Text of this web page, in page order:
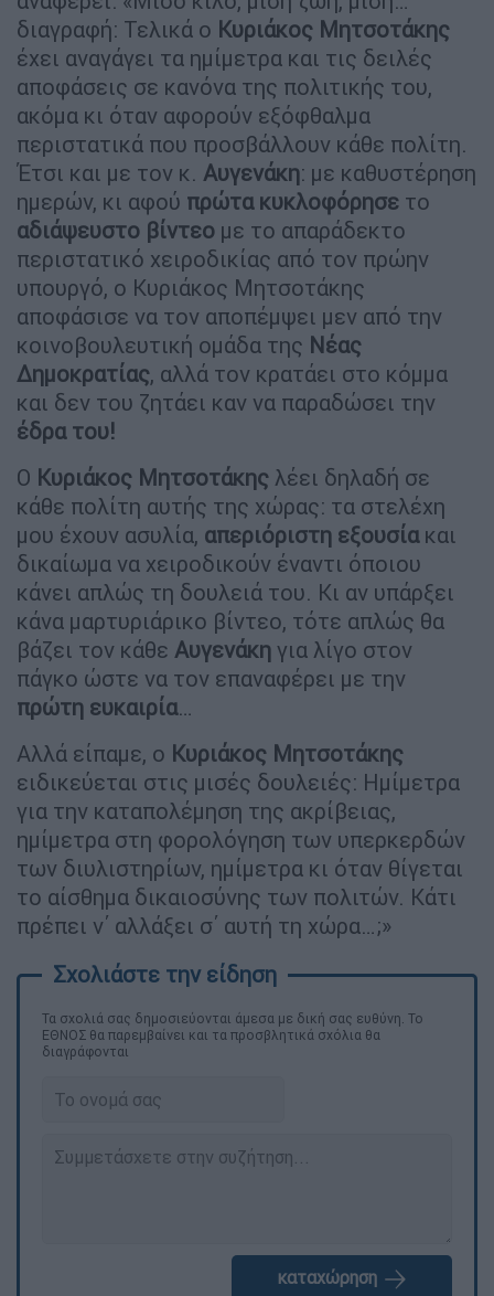
διαγραφή: Τελικά ο Κυριάκος Μητσοτάκης
έχει αναγάγει τα ημίμετρα και τις δειλές
αποφάσεις σε κανόνα της πολιτικής του,
ακόμα κι όταν αφορούν εξόφθαλμα
περιστατικά που προσβάλλουν κάθε πολίτη.
Έτσι και με τον κ. Αυγενάκη: με καθυστέρηση
ημερών, κι αφού πρώτα κυκλοφόρησε το
αδιάψευστο βίντεο με το απαράδεκτο
περιστατικό χειροδικίας από τον πρώην
υπουργό, ο Κυριάκος Μητσοτάκης
αποφάσισε να τον αποπέμψει μεν από την
κοινοβουλευτική ομάδα της Νέας
Δημοκρατίας, αλλά τον κρατάει στο κόμμα
και δεν του ζητάει καν να παραδώσει την
έδρα του!
Ο Κυριάκος Μητσοτάκης λέει δηλαδή σε
κάθε πολίτη αυτής της χώρας: τα στελέχη
μου έχουν ασυλία, απεριόριστη εξουσίακαι
δικαίωμα να χειροδικούν έναντι όποιου
κάνει απλώς τη δουλειά του. Κι αν υπάρξει
κάνα μαρτυριάρικο βίντεο, τότε απλώς θα
βάζει τον κάθε Αυγενάκη για λίγο στον
πάγκο ώστε να τον επαναφέρει με την
πρώτη ευκαιρία…
Αλλά είπαμε, ο Κυριάκος Μητσοτάκης
ειδικεύεται στις μισές δουλειές: Ημίμετρα
για την καταπολέμηση της ακρίβειας,
ημίμετρα στη φορολόγηση των υπερκερδών
των διυλιστηρίων, ημίμετρα κι όταν θίγεται
το αίσθημα δικαιοσύνης των πολιτών. Κάτι
πρέπει ν΄ αλλάξει σ΄ αυτή τη χώρα…;»
Τα σχολιά σας δημοσιεύονται άμεσα με δική σας ευθύνη. Το
ΕΘΝΟΣ θα παρεμβαίνει και τα προσβλητικά σχόλια θα
διαγράφονται
καταχώρηση